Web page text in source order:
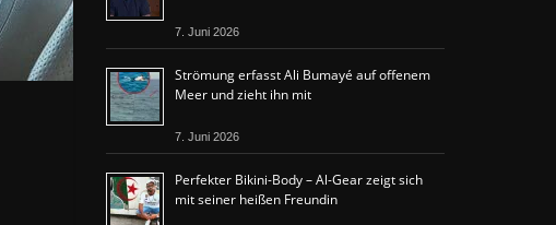
7. Juni 2026
Strömung erfasst Ali Bumayé auf offenem
Meer und zieht ihn mit
7. Juni 2026
Perfekter Bikini-Body – Al-Gear zeigt sich
mit seiner heißen Freundin